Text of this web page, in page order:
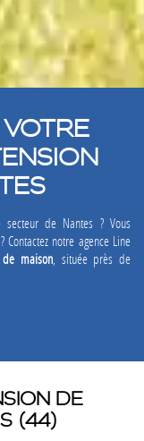
secteur de Nantes ? Vous
notre agence Line
de maison , située près de
DE
(44)